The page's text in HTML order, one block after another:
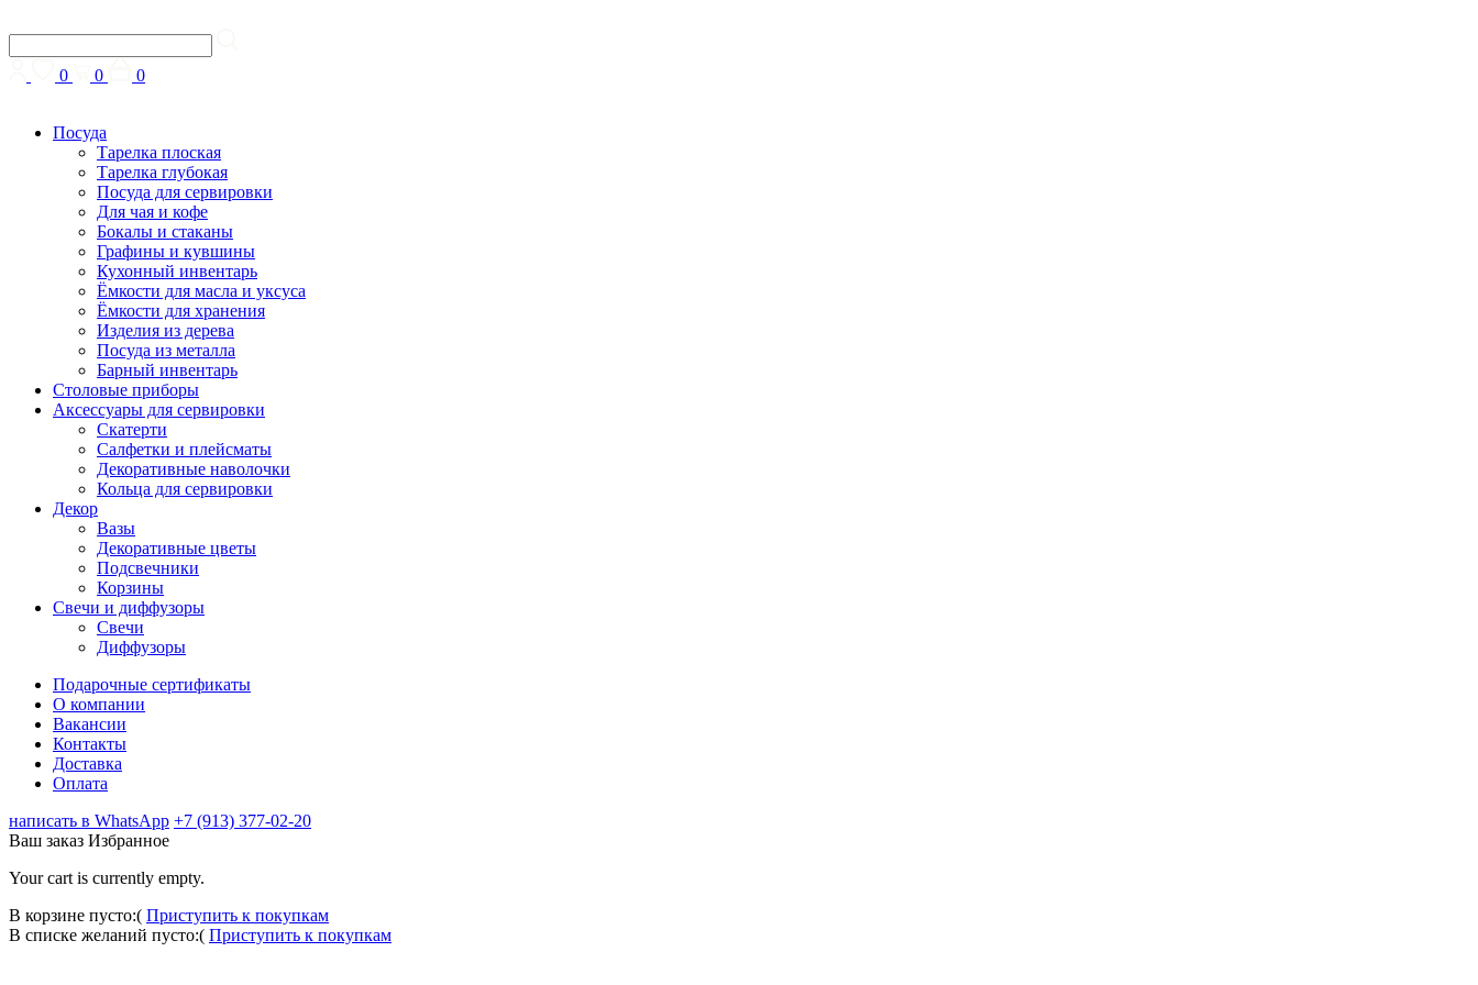
0 0 0
Посуда
Тарелка плоская
Тарелка глубокая
Посуда для сервировки
Для чая и кофе
Бокалы и стаканы
Графины и кувшины
Кухонный инвентарь
Ёмкости для масла и уксуса
Ёмкости для хранения
Изделия из дерева
Посуда из металла
Барный инвентарь
Столовые приборы
Аксессуары для сервировки
Скатерти
Cалфетки и плейсматы
Декоративные наволочки
Кольца для сервировки
Декор
Вазы
Декоративные цветы
Подсвечники
Корзины
Свечи и диффузоры
Свечи
Диффузоры
Подарочные сертификаты
О компании
Вакансии
Контакты
Доставка
Оплата
написать в WhatsApp +7 (913) 377-02-20
Ваш заказ Избранное
Your cart is currently empty.
В корзине пусто:( Приступить к покупкам
В списке желаний пусто:( Приступить к покупкам